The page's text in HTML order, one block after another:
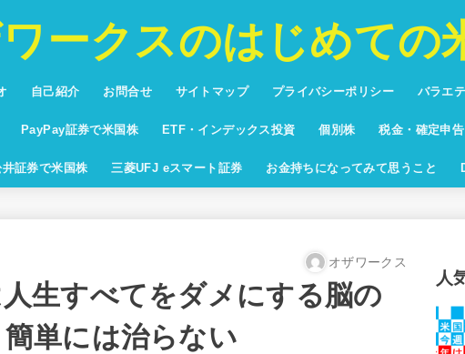
ークスのはじめての
自己紹介 お問合せ サイトマップ プライバシーポリシー バラエ
投資しな
プリキュ
バカ系
将棋
ブログ
当利回りランキング
PayPay証券で米国株
PayPay証券配当利回りランキン
ETF・インデックス投資
米国株ETF純資産額ランキング
個別株
米国株時価総額ランキング
税金・確定申
井証券で米国株 三菱UFJ eスマート証券 お金持ちになってみて思うこと
オザワークス
生すべてをダメにする脳の
単には治らない
人